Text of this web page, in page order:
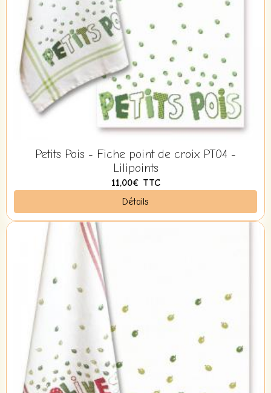
Petits Pois - Fiche point de croix PT04 -
Lilipoints
11,00€ TTC
Détails